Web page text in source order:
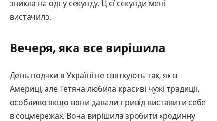
зникла на одну секунду. Цієї секунди мені
вистачило.
Вечеря, яка все вирішила
День подяки в Україні не святкують так, як в
Америці, але Тетяна любила красиві чужі традиції,
особливо якщо вони давали привід виставити себе
в соцмережах. Вона вирішила зробити «родинну